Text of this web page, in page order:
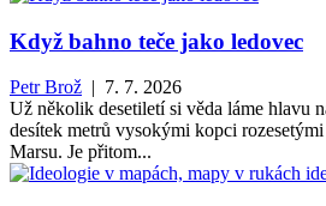
Když bahno teče jako ledovec
Petr Brož | 7. 7. 2026
Už několik desetiletí si věda láme hlavu
desítek metrů vysokými kopci
Marsu. Je přitom...